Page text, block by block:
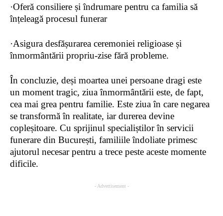
·Oferă consiliere și îndrumare pentru ca familia să
înțeleagă procesul funerar
·Asigura desfășurarea ceremoniei religioase și
înmormântării propriu-zise fără probleme.
În concluzie, deși moartea unei persoane dragi este
un moment tragic, ziua înmormântării este, de fapt,
cea mai grea pentru familie. Este ziua în care negarea
se transformă în realitate, iar durerea devine
copleșitoare. Cu sprijinul specialiștilor în servicii
funerare din București, familiile îndoliate primesc
ajutorul necesar pentru a trece peste aceste momente
dificile.
- Advertisement -